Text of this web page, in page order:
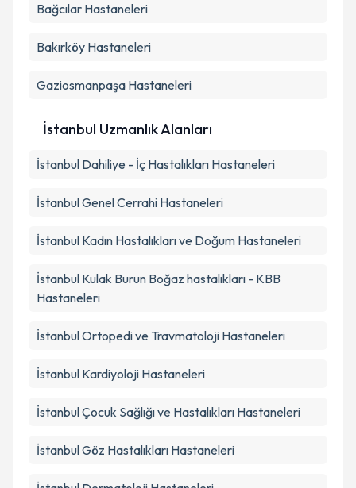
Bağcılar Hastaneleri
Bakırköy Hastaneleri
Gaziosmanpaşa Hastaneleri
İstanbul Uzmanlık Alanları
İstanbul Dahiliye - İç Hastalıkları Hastaneleri
İstanbulGenel Cerrahi Hastaneleri
İstanbul Kadın Hastalıkları ve Doğum Hastaneleri
İstanbul Kulak Burun Boğaz hastalıkları - KBB
Hastaneleri
İstanbulOrtopedi ve Travmatoloji Hastaneleri
İstanbul Kardiyoloji Hastaneleri
İstanbulÇocuk Sağlığı ve Hastalıkları Hastaneleri
İstanbulGöz Hastalıkları Hastaneleri